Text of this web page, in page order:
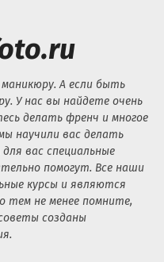
А если быть
У нас вы найдете очень
делать френч и многое
научили вас делать
вас специальные
помогут. Все наши
курсы и являются
тем не менее помните,
созданы